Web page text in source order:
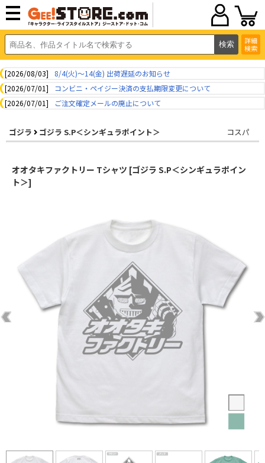
詳細
検索
[2026/08/03]
8/4(火)～14(金) 出荷遅延のお知らせ
[2026/07/01]
コンビニ・ペイジー決済の支払期限変更について
[2026/07/01]
ご注文確定メールの廃止について
ゴジラ ゴジラ S.P＜シンギュラポイント＞ コスパ
オオタキファクトリー Tシャツ [ゴジラ S.P＜シンギュラポイン
ト＞]